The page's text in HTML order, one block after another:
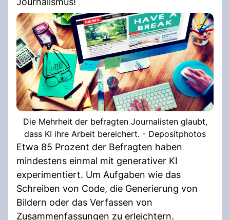
Die Mehrheit der befragten Journalisten glaubt,
dass KI ihre Arbeit bereichert. - Depositphotos
Etwa 85 Prozent der Befragten haben
mindestens einmal mit generativer KI
experimentiert. Um Aufgaben wie das
Schreiben von Code, die Generierung von
Bildern oder das Verfassen von
Zusammenfassungen zu erleichtern.